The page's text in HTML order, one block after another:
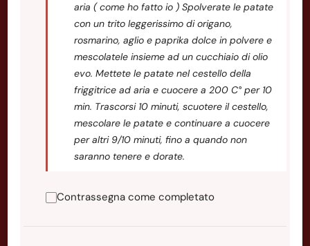
aria ( come ho fatto io ) Spolverate le patate
con un trito leggerissimo di origano,
rosmarino, aglio e paprika dolce in polvere e
mescolatele insieme ad un cucchiaio di olio
evo. Mettete le patate nel cestello della
friggitrice ad aria e cuocere a 200 C° per 10
min. Trascorsi 10 minuti, scuotere il cestello,
mescolare le patate e continuare a cuocere
per altri 9/10 minuti, fino a quando non
saranno tenere e dorate.
Contrassegna come completato